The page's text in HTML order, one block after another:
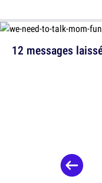
12 messages